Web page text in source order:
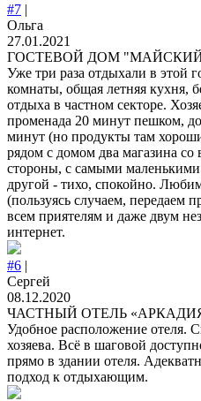
#7 |
Ольга
27.01.2021
ГОСТЕВОЙ ДОМ
Уже три раза отдыхали в этой
комнаты, общая летняя кухня,
отдыха в частном секторе.
променада 20 минут пешком,
минут (но продукты там
рядом с домом два магазина
стороны, с самыми маленькими
другой - тихо, спокойно.
(пользуясь случаем, передаем
всем приятелям и даже двум
интернет.
#6 |
Сергей
08.12.2020
ЧАСТНЫЙ ОТЕЛЬ
Удобное расположение отеля.
хозяева. Всё в шаговой
прямо в здании отеля.
подход к отдыхающим.